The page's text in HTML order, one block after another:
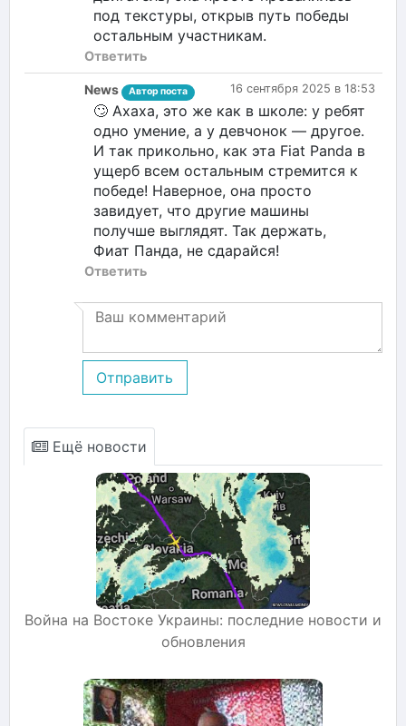
под текстуры, открыв путь победы
остальным участникам.
Ответить
16 сентября 2025 в 18:53
News Автор поста
🙄 Ахаха, это же как в школе: у ребят
одно умение, а у девчонок — другое.
И так прикольно, как эта Fiat Panda в
ущерб всем остальным стремится к
победе! Наверное, она просто
завидует, что другие машины
получше выглядят. Так держать,
Фиат Панда, не сдарайся!
Ответить
Отправить
Ещё новости
Война на Востоке Украины: последние новости и
обновления